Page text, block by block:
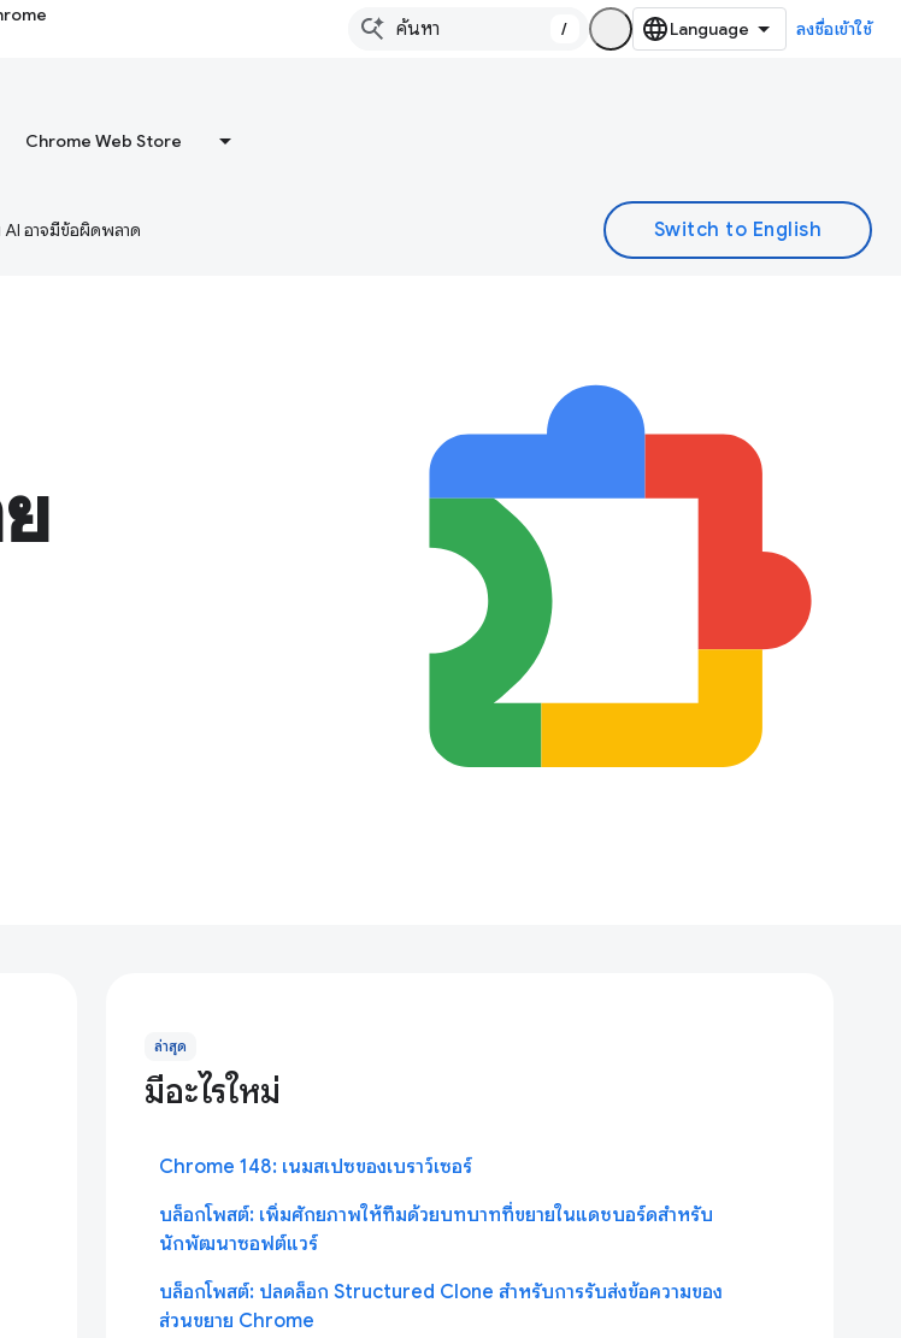
/ ลงชื่อเข้าใช้
Chrome Web Store
AI อาจมีข้อผิดพลาด
ล่าสุด
มีอะไรใหม่
Chrome 148: เนมสเปซของเบราว์เซอร์
บล็อกโพสต์: เพิ่มศักยภาพให้ทีมด้วยบทบาทที่ขยายในแดชบอร์ดสำหรับ
นักพัฒนาซอฟต์แวร์
บล็อกโพสต์: ปลดล็อก Structured Clone สำหรับการรับส่งข้อความของ
ส่วนขยาย Chrome